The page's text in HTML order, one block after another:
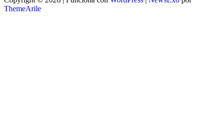
ThemeArile